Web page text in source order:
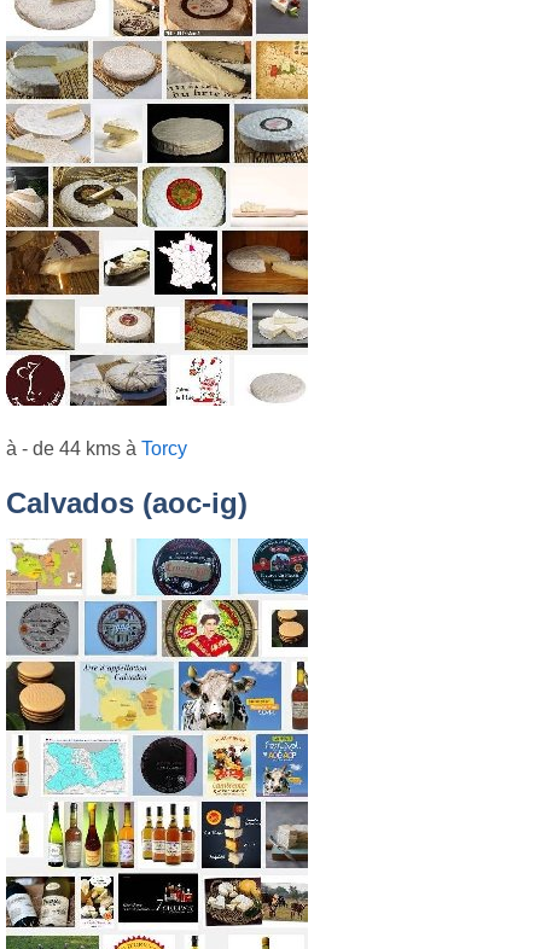
à - de 44 kms à Torcy
Calvados (aoc-ig)